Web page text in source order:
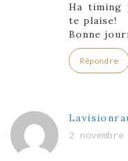
Ha timing
te plaise!
Bonne
Répondre
2